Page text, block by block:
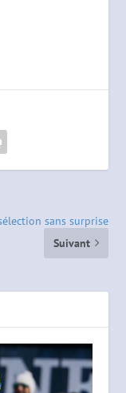
sans surprise
Suivant